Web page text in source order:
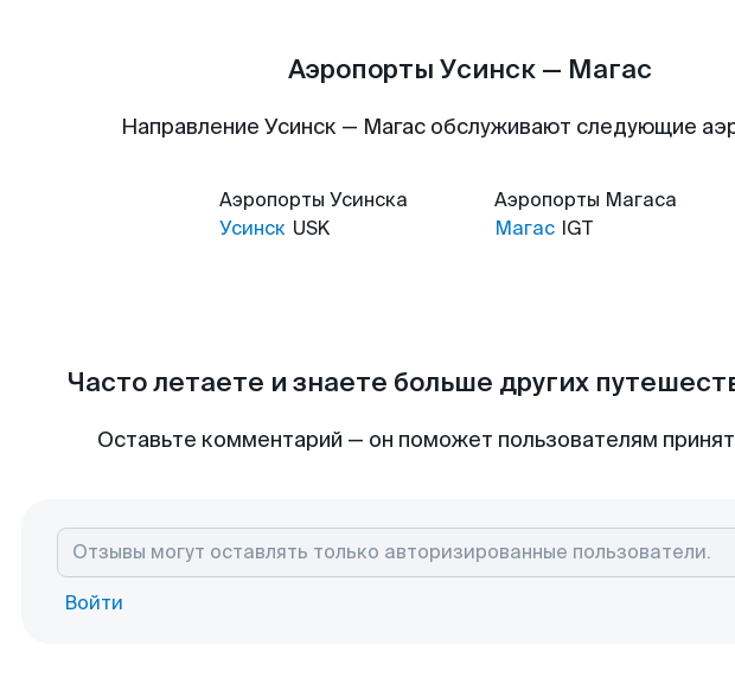
Аэропорты Усинск — Магас
Направление Усинск — Магас обслуживают следующие
Аэропорты Усинска
Усинск USK
Аэропорты Магаса
Магас IGT
Часто летаете и знаете больше других
Оставьте комментарий — он поможет пользователям
Войти